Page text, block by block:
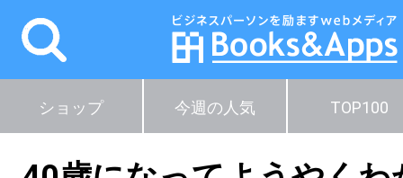
ショップ 今週の人気 TOP100